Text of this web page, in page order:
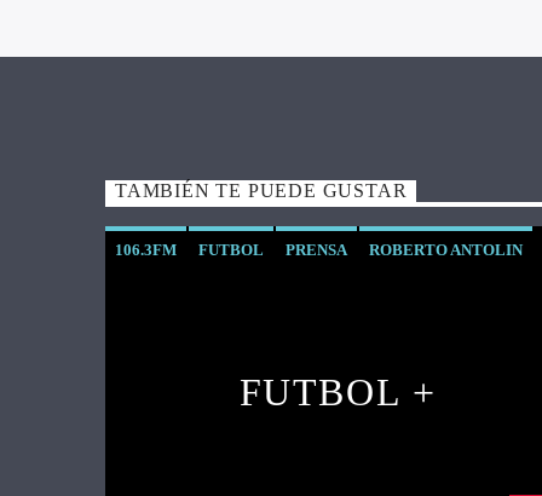
TAMBIÉN TE PUEDE GUSTAR
106.3FM FUTBOL PRENSA ROBERTO ANTOLIN
FUTBOL +